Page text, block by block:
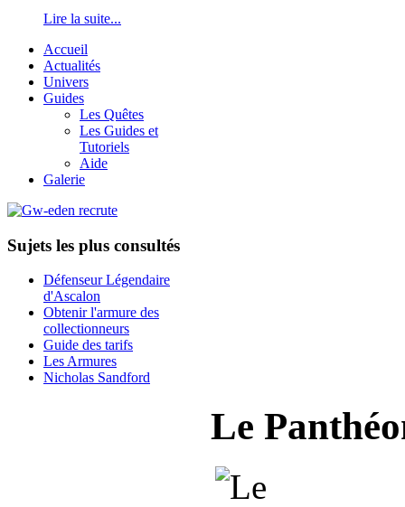
Lire la suite...
Accueil
Actualités
Univers
Guides
Les Quêtes
Les Guides et
Tutoriels
Aide
Galerie
Sujets les plus consultés
Défenseur Légendaire
d'Ascalon
Obtenir l'armure des
collectionneurs
Guide des tarifs
Les Armures
Nicholas Sandford
Le